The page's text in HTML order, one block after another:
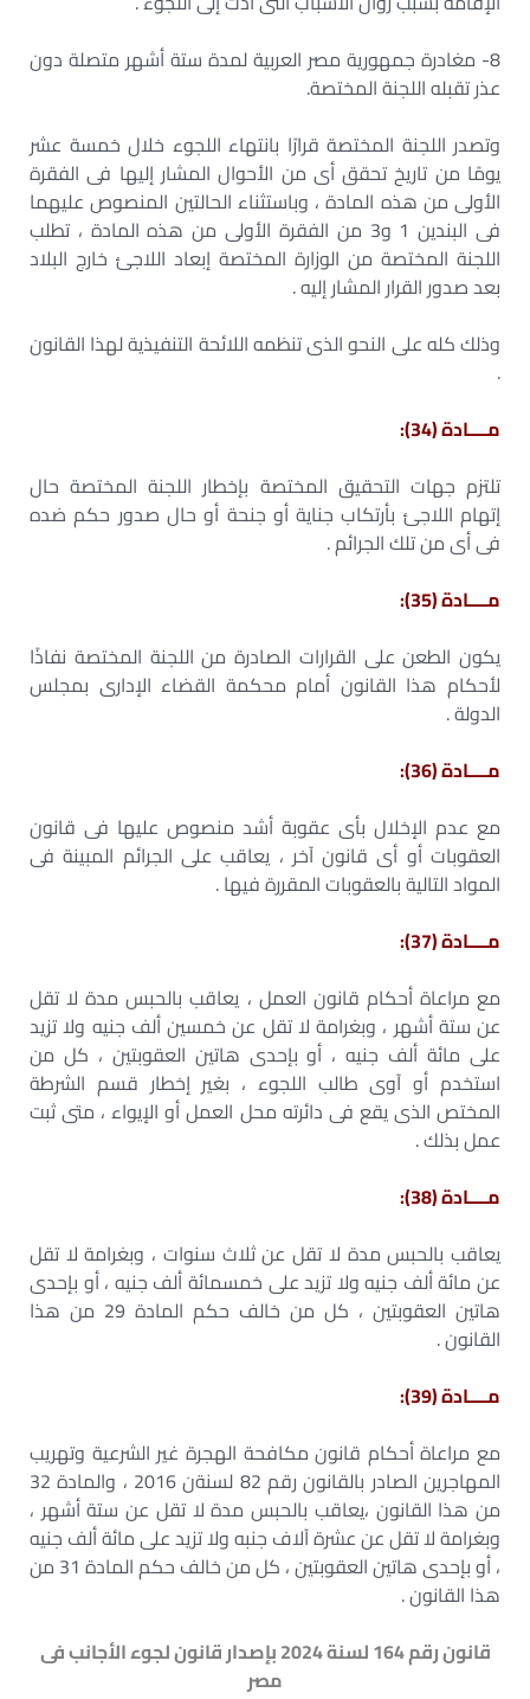
8- مغادرة جمهورية مصر العربية لمدة ستة أشهر متصلة دون
عذر تقبله اللجنة المختصة.
وتصدر اللجنة المختصة قرارًا بانتهاء اللجوء خلال خمسة عشر
يومًا من تاريخ تحقق أى من الأحوال المشار إليها فى الفقرة
الأولى من هذه المادة ، وباستثناء الحالتين المنصوص عليهما
فى البندين 1 و3 من الفقرة الأولى من هذه المادة ، تطلب
اللجنة المختصة من الوزارة المختصة إبعاد اللاجئ خارج البلاد
بعد صدور القرار المشار إليه .
وذلك كله على النحو الذى تنظمه اللائحة التنفيذية لهذا القانون
.
مــــادة (34):
تلتزم جهات التحقيق المختصة بإخطار اللجنة المختصة حال
إتهام اللاجئ بأرتكاب جناية أو جنحة أو حال صدور حكم ضده
فى أى من تلك الجرائم .
مــــادة (35):
يكون الطعن على القرارات الصادرة من اللجنة المختصة نفاذًا
لأحكام هذا القانون أمام محكمة القضاء الإدارى بمجلس
الدولة .
مــــادة (36):
مع عدم الإخلال بأى عقوبة أشد منصوص عليها فى قانون
العقوبات أو أى قانون آخر ، يعاقب على الجرائم المبينة فى
المواد التالية بالعقوبات المقررة فيها .
مــــادة (37):
مع مراعاة أحكام قانون العمل ، يعاقب بالحبس مدة لا تقل
عن ستة أشهر ، وبغرامة لا تقل عن خمسين ألف جنيه ولا تزيد
على مائة ألف جنيه ، أو بإحدى هاتين العقوبتين ، كل من
استخدم أو آوى طالب اللجوء ، بغير إخطار قسم الشرطة
المختص الذى يقع فى دائرته محل العمل أو الإيواء ، متى ثبت
عمل بذلك .
مــــادة (38):
يعاقب بالحبس مدة لا تقل عن ثلاث سنوات ، وبغرامة لا تقل
عن مائة ألف جنيه ولا تزيد على خمسمائة ألف جنيه ، أو بإحدى
هاتين العقوبتين ، كل من خالف حكم المادة 29 من هذا
القانون .
مــــادة (39):
مع مراعاة أحكام قانون مكافحة الهجرة غير الشرعية وتهريب
المهاجرين الصادر بالقانون رقم 82 لسنةن 2016 ، والمادة 32
من هذا القانون ،يعاقب بالحبس مدة لا تقل عن ستة أشهر ،
وبغرامة لا تقل عن عشرة آلاف جنبه ولا تزيد على مائة ألف جنيه
، أو بإحدى هاتين العقوبتين ، كل من خالف حكم المادة 31 من
هذا القانون .
قانون رقم 164 لسنة 2024 بإصدار قانون لجوء الأجانب فى
مصر